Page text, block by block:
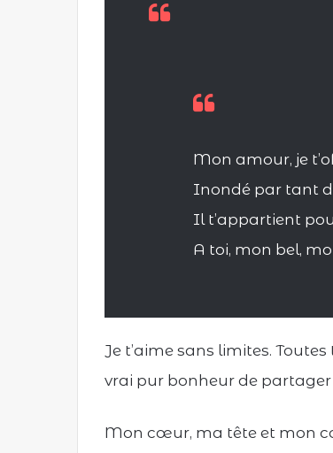
Mon amour, je
Inondé par tant
Il t’appartient
A toi, mon bel,
Je t’aime sans limites.
vrai pur bonheur de partager
Mon cœur, ma tête et mon